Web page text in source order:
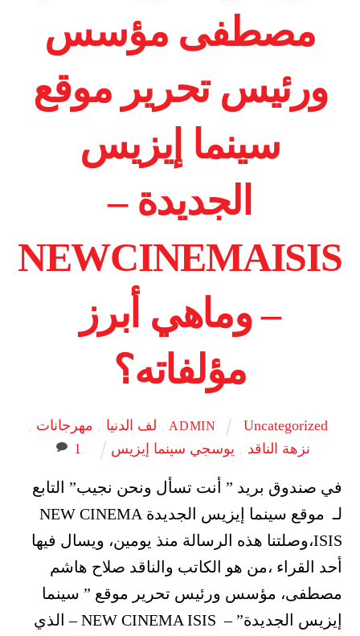
مصطفى مؤسس
ورئيس تحرير موقع
سينما إيزيس
الجديدة –
NEWCINEMAISIS
– وماهي أبرز
مؤلفاته؟
ADMIN Uncategorized
, لف الدنيا , مهرجانات ,
نزهة الناقد , يوسجي سينما إيزيس 1
في صندوق بريد ” أنت تسأل ونحن نجيب” التابع
لـ موقع سينما إيزيس الجديدة NEW CINEMA
ISIS،وصلتنا هذه الرسالة منذ يومين، ويسال فيها
أحد القراء ،من هو الكاتب والناقد صلاح هاشم
مصطفى، مؤسس ورئيس تحرير موقع ” سينما
إيزيس الجديدة” – NEW CINEMA ISIS – الذي